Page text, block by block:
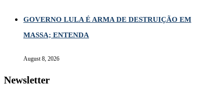
GOVERNO LULA É ARMA DE DESTRUIÇÃO EM
MASSA; ENTENDA
August 8, 2026
Newsletter